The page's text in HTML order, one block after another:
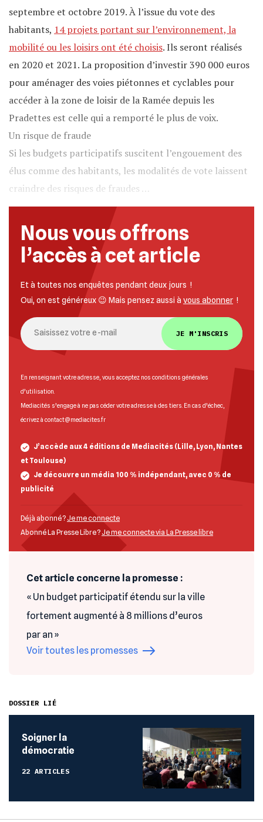
septembre et octobre 2019. À l’issue du vote des
habitants, 14 projets portant sur l’environnement, la
mobilité ou les loisirs ont été choisis. Ils seront réalisés
en 2020 et 2021. La proposition d’investir 390 000 euros
pour aménager des voies piétonnes et cyclables pour
accéder à la zone de loisir de la Ramée depuis les
Pradettes est celle qui a remporté le plus de voix.
Un risque de fraude
Si les budgets participatifs suscitent l’engouement des
élus comme des habitants, les modalités de vote laissent
craindre des risques de fraudes …
Nous vous offrons
l’accès à cet article
Et à toutes nos enquêtes pendant deux jours !
Oui, on est généreux 😉 Mais pensez aussi à vous abonner !
JE M'INSCRIS
En renseignant votre adresse, vous acceptez nos conditions générales
d’utilisation
Mediacités s’engage à ne pas céder votre adresse à des tiers. En cas d’échec,
écrivez à contact@mediacites.fr
J’accède aux 4 éditions de Mediacités (Lille, Lyon, Nantes
et Toulouse)
Je découvre un média 100 % indépendant, avec 0 % de
publicité
Déjà abonné ? Je me connecte
Abonné La Presse Libre ? Je me connecte via La Presse libre
Cet article concerne la promesse :
« Un budget participatif étendu sur la ville
fortement augmenté à 8 millions d’euros
par an »
Voir toutes les promesses
DOSSIER LIÉ
Soigner la
démocratie
22 ARTICLES